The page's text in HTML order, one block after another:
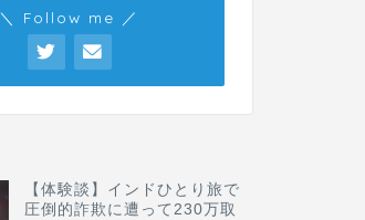
＼ Follow me ／
【体験談】インドひとり旅で
圧倒的詐欺に遭って230万取